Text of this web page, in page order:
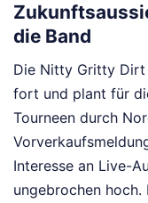
die Band
Die Nitty Gritty
fort und plant für
Tourneen durch
Interesse an Live-
ungebrochen